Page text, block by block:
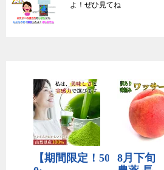
よ！ぜひ見てね